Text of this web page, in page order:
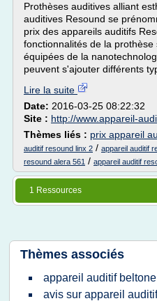
Prothèses auditives alliant
auditives Resound se
prix des appareils auditifs
fonctionnalités de la
équipées de la
peuvent s'ajouter différents
Lire la suite
Date: 2016-03-25 08:22:32
Site : http://www.appareil-
Thèmes liés : prix appareil
auditif resound linx 2 / appareil auditif
resound alera 561 / appareil auditif
1 Ressources
Thèmes associés
appareil auditif
avis sur appareil